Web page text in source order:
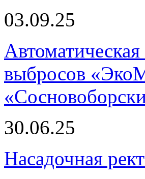
03.09.25
выбросов
30.06.25
Насадочная